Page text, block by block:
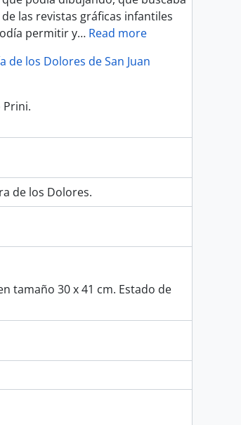
las revistas gráficas infantiles
permitir y… Read more
los Dolores de San Juan
Prini.
de los Dolores.
tamaño 30 x 41 cm. Estado de